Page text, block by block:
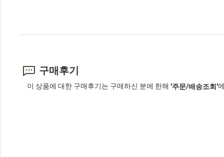
구매후기
이 상품에 대한 구매후기는 구매하신 분에 한해 '주문/배송조회'